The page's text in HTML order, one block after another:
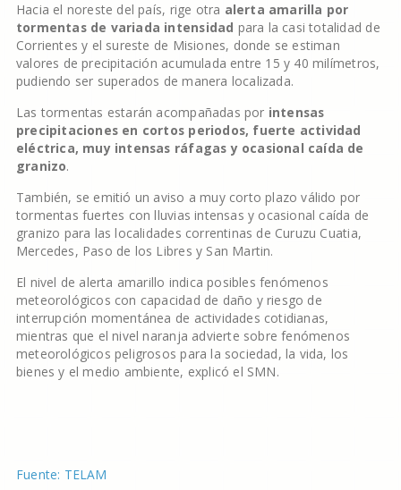
Hacia el noreste del país, rige otra alerta amarilla por
tormentas de variada intensidad para la casi totalidad de
Corrientes y el sureste de Misiones, donde se estiman
valores de precipitación acumulada entre 15 y 40 milímetros,
pudiendo ser superados de manera localizada.
Las tormentas estarán acompañadas por intensas
precipitaciones en cortos periodos, fuerte actividad
eléctrica, muy intensas ráfagas y ocasional caída de
granizo.
También, se emitió un aviso a muy corto plazo válido por
tormentas fuertes con lluvias intensas y ocasional caída de
granizo para las localidades correntinas de Curuzu Cuatia,
Mercedes, Paso de los Libres y San Martin.
El nivel de alerta amarillo indica posibles fenómenos
meteorológicos con capacidad de daño y riesgo de
interrupción momentánea de actividades cotidianas,
mientras que el nivel naranja advierte sobre fenómenos
meteorológicos peligrosos para la sociedad, la vida, los
bienes y el medio ambiente, explicó el SMN.
Fuente: TELAM